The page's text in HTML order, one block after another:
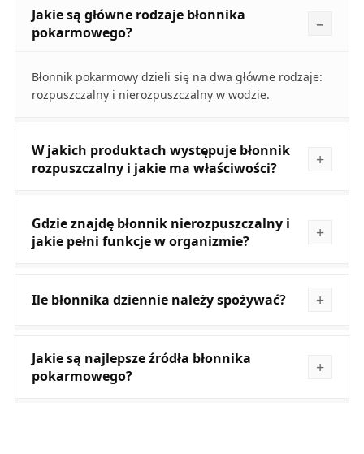
Jakie są główne rodzaje błonnika
pokarmowego?
Błonnik pokarmowy dzieli się na dwa główne rodzaje:
rozpuszczalny i nierozpuszczalny w wodzie.
W jakich produktach występuje błonnik
rozpuszczalny i jakie ma właściwości?
Gdzie znajdę błonnik nierozpuszczalny i
jakie pełni funkcje w organizmie?
Ile błonnika dziennie należy spożywać?
Jakie są najlepsze źródła błonnika
pokarmowego?